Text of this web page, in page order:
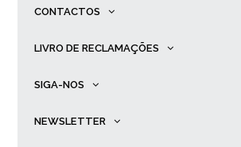
CONTACTOS
LIVRO DE RECLAMAÇÕES
SIGA-NOS
NEWSLETTER